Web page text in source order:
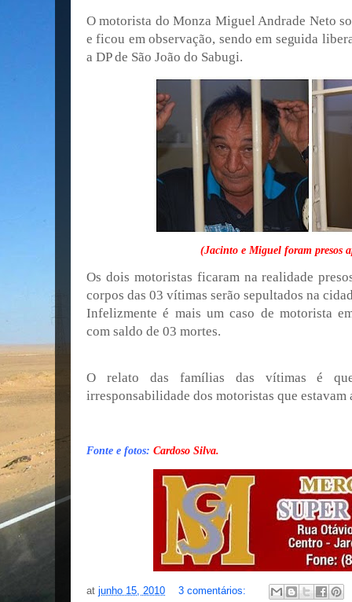
O motorista do Monza Miguel Andrade Neto
e ficou em observação, sendo em seguida
a DP de São João do Sabugi.
(Jacinto e Miguel foram presos
Os dois motoristas ficaram na realidade
corpos das 03 vítimas serão sepultados na
Infelizmente é mais um caso de motorista
com saldo de 03 mortes.
O relato das famílias das vítimas é
irresponsabilidade dos motoristas que estavam
Fonte e fotos: Cardoso Silva.
at junho 15, 2010 3 comentários: